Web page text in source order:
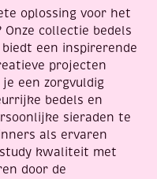
oplossing voor het
collectie bedels
een inspirerende
projecten
een zorgvuldig
bedels en
sieraden te
als ervaren
kwaliteit met
door de